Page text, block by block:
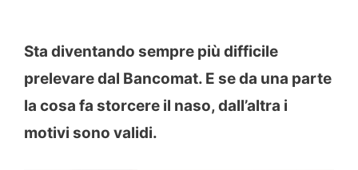
Sta diventando sempre più difficile
prelevare dal Bancomat. E se da una parte
la cosa fa storcere il naso, dall’altra i
motivi sono validi.